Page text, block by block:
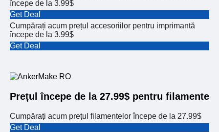
începe de la 3.99$
Get Deal
Cumpărați acum prețul accesoriilor pentru imprimantă
începe de la 3.99$
Get Deal
Prețul începe de la 27.99$ pentru filamente
Cumpărați acum prețul filamentelor începe de la 27.99$
Get Deal